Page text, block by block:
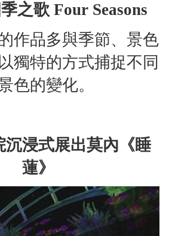
之歌 Four Seasons
作品多與季節、景色
獨特的方式捕捉不同
色的變化。
浸式展出莫內《睡
蓮》